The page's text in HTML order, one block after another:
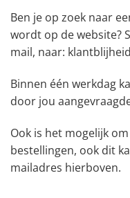
Ben je op zoek naar
wordt op de website?
mail, naar:
Binnen één werkdag
door jou
Ook is het mogelijk
bestellingen, ook dit
mailadres hierboven.